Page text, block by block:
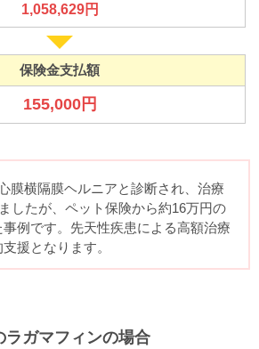
1,058,629円
保険金支払額
155,000円
膜横隔膜ヘルニアと診断され、治療
したが、ペット保険から約16万円の
例です。先天性疾患による高額治療
援となります。
ラガマフィンの場合